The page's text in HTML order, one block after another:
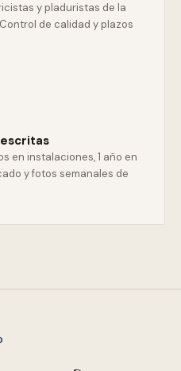
y pladuristas de la
de calidad y plazos
en instalaciones, 1 año en
y fotos semanales de